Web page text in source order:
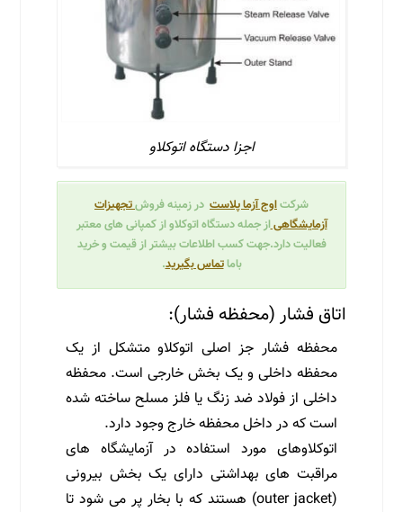
اجزا دستگاه اتوکلاو
شرکتاوج آزما پلاست در زمینه فروشتجهیزات
آزمایشگاهیاز جمله دستگاه اتوکلاو از کمپانی های معتبر
فعالیت دارد.جهت کسب اطلاعات بیشتر از قیمت و خرید
باماتماس بگیرید.
اتاق فشار (محفظه فشار):
محفظه فشار جز اصلی اتوکلاو متشکل از یک
محفظه داخلی و یک بخش خارجی است. محفظه
داخلی از فولاد ضد زنگ یا فلز مسلح ساخته شده
است که در داخل محفظه خارج وجود دارد.
اتوکلاوهای مورد استفاده در آزمایشگاه های
مراقبت های بهداشتی دارای یک بخش بیرونی
(outer jacket) هستند که با بخار پر می شود تا